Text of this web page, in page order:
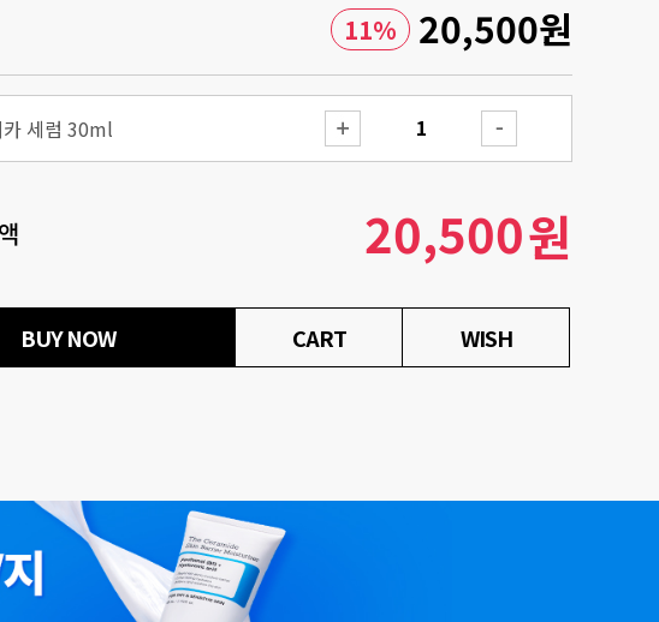
11% 20,500원
세럼 30ml
20,500원
BUY NOW CART WISH